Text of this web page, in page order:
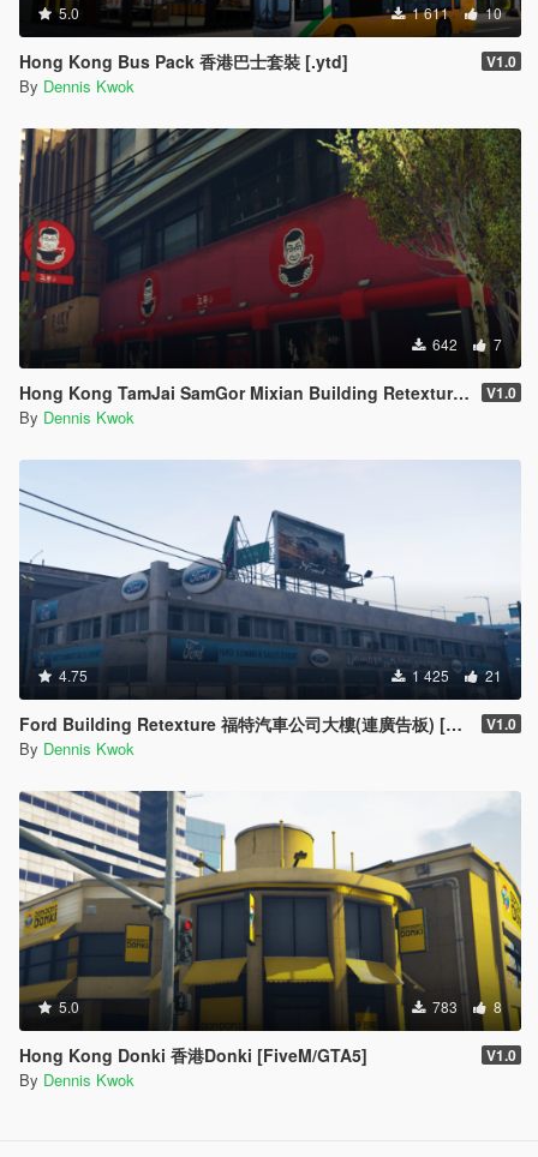
5.0 1 611 10
Hong Kong Bus Pack 香港巴士套裝 [.ytd] V1.0
By Dennis Kwok
642 7
Hong Kong TamJai SamGor Mixian Building Retexture Pack 香港譚仔三哥雲南米線套裝 [FiveM/GTA5] V1.0
By Dennis Kwok
4.75 1 425 21
Ford Building Retexture 福特汽車公司大樓(連廣告板) [FiveM/GTA5] V1.0
By Dennis Kwok
5.0 783 8
Hong Kong Donki 香港Donki [FiveM/GTA5] V1.0
By Dennis Kwok